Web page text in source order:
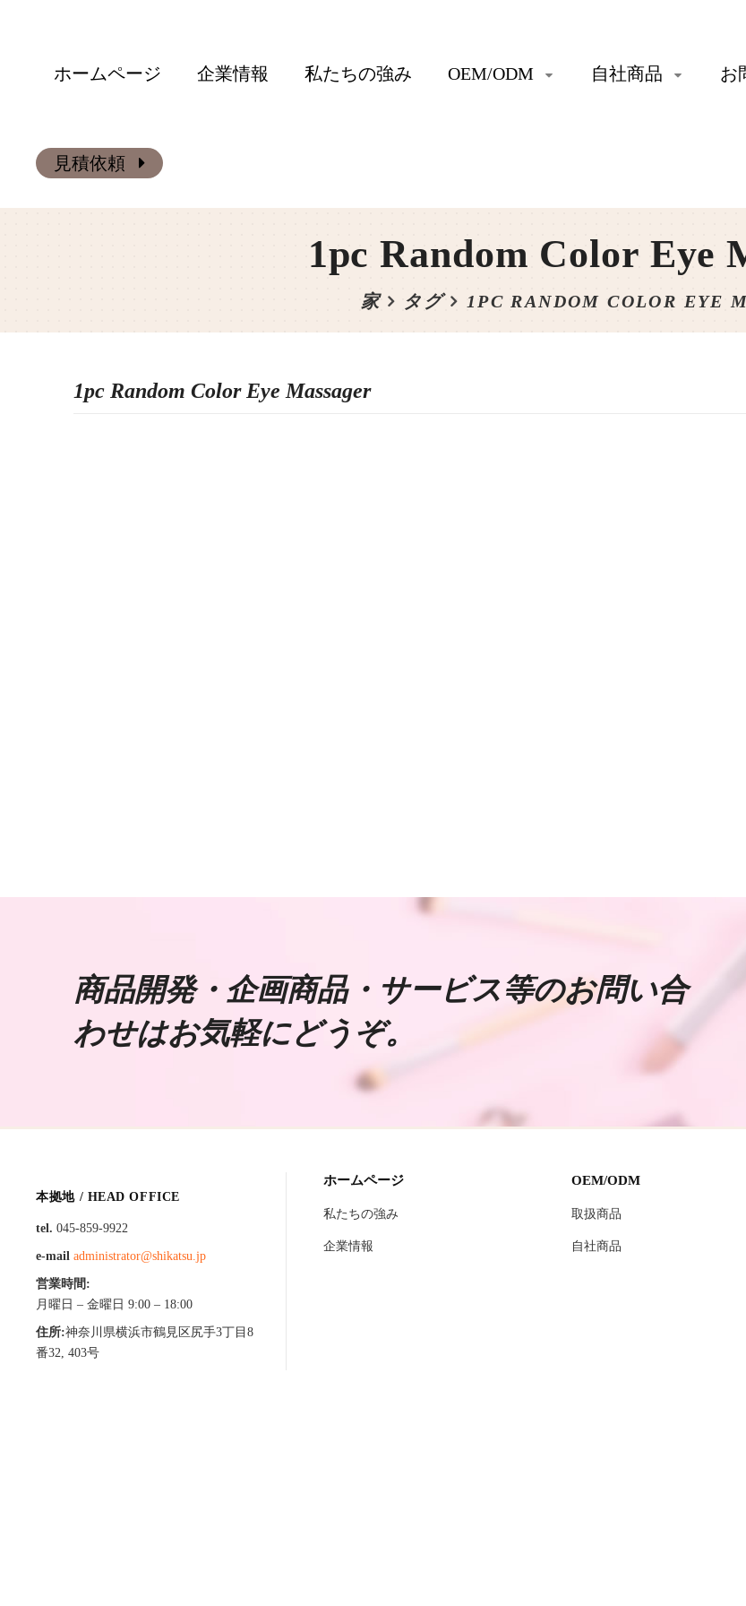
ホームページ 企業情報 私たちの強み OEM/ODM 自社商品 お
見積依頼
1pc Random Color Eye
家 タグ 1PC RANDOM COLOR EYE
1pc Random Color Eye Massager
商品開発・企画商品・サービス等のお問い合
わせはお気軽にどうぞ。
本拠地 / HEAD OFFICE
tel. 045-859-9922
e-mail administrator@shikatsu.jp
営業時間:
月曜日 – 金曜日 9:00 – 18:00
住所:神奈川県横浜市鶴見区尻手3丁目8
番32, 403号
ホームページ
私たちの強み
企業情報
OEM/ODM
取扱商品
自社商品